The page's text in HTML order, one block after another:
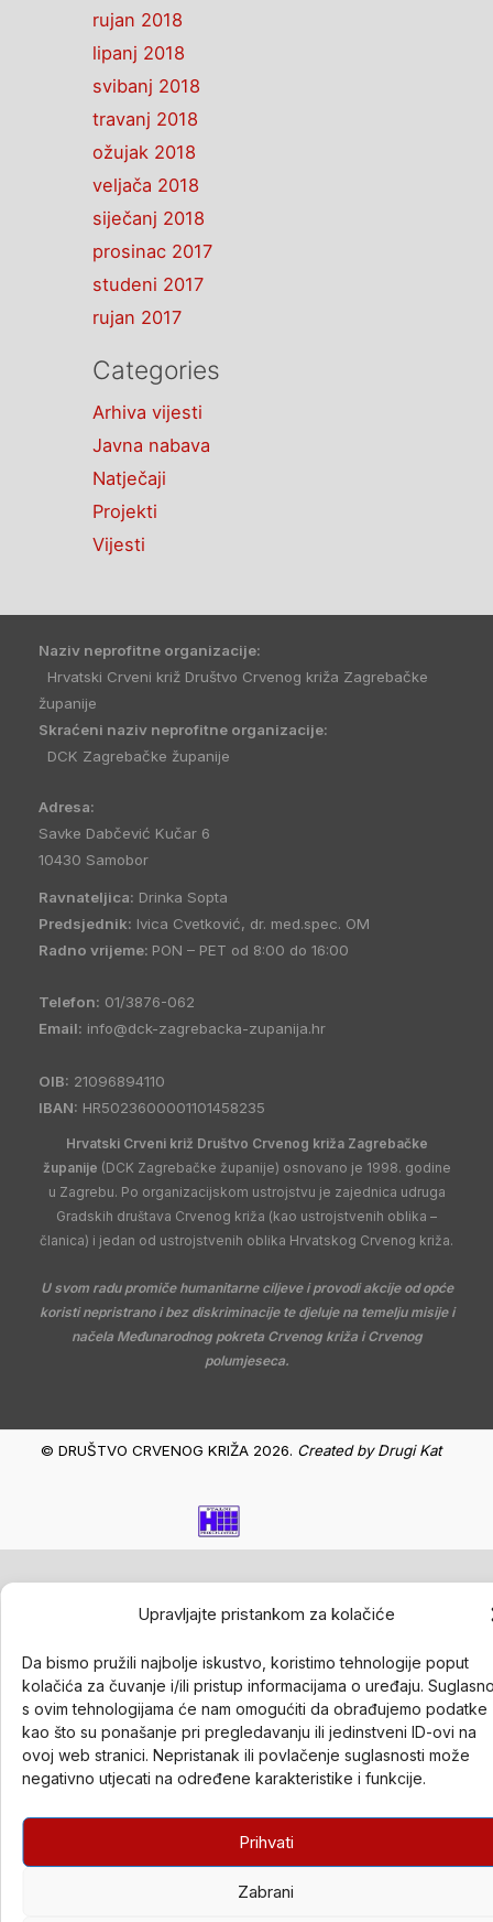
Upravljajte pristankom za kolačiće
Da bismo pružili najbolje iskustvo, koristimo tehnologije poput
kolačića za čuvanje i/ili pristup informacijama o uređaju.
s ovim tehnologijama će nam omogućiti da obrađujemo podatke
kao što su ponašanje pri pregledavanju ili jedinstveni ID-ovi na
ovoj web stranici. Nepristanak ili povlačenje suglasnosti može
negativno utjecati na određene karakteristike i funkcije.
Prihvati
Zabrani
rujan 2018
lipanj 2018
svibanj 2018
travanj 2018
ožujak 2018
veljača 2018
siječanj 2018
prosinac 2017
studeni 2017
rujan 2017
Categories
Arhiva vijesti
Javna nabava
Natječaji
Projekti
Vijesti
Naziv neprofitne organizacije:
Hrvatski Crveni križ Društvo Crvenog križa Zagrebačke
županije
Skraćeni naziv neprofitne organizacije:
DCK Zagrebačke županije
Adresa:
Savke Dabčević Kučar 6
10430 Samobor
Ravnateljica: Drinka Sopta
Predsjednik: Ivica Cvetković, dr. med.spec. OM
Radno vrijeme: PON – PET od 8:00 do 16:00
Telefon: 01/3876-062
Email: info@dck-zagrebacka-zupanija.hr
OIB: 21096894110
IBAN: HR5023600001101458235
Hrvatski Crveni križ Društvo Crvenog križa Zagrebačke
županije (DCK Zagrebačke županije) osnovano je 1998. godine
u Zagrebu. Po organizacijskom ustrojstvu je zajednica udruga
Gradskih društava Crvenog križa (kao ustrojstvenih oblika –
članica) i jedan od ustrojstvenih oblika Hrvatskog Crvenog križa.
U svom radu promiče humanitarne ciljeve i provodi akcije od opće
koristi nepristrano i bez diskriminacije te djeluje na temelju misije i
načela Međunarodnog pokreta Crvenog križa i Crvenog
polumjeseca.
© DRUŠTVO CRVENOG KRIŽA 2026. Created byDrugi Kat